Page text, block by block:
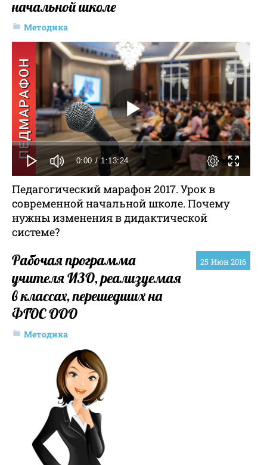
начальной школе
Методика
0:00 / 1:13:24
Педагогический марафон 2017. Урок в
современной начальной школе. Почему
нужны изменения в дидактической
системе?
25 Июн 2016
Рабочая программа
учителя ИЗО, реализуемая
в классах, перешедших на
ФГОС ООО
Методика